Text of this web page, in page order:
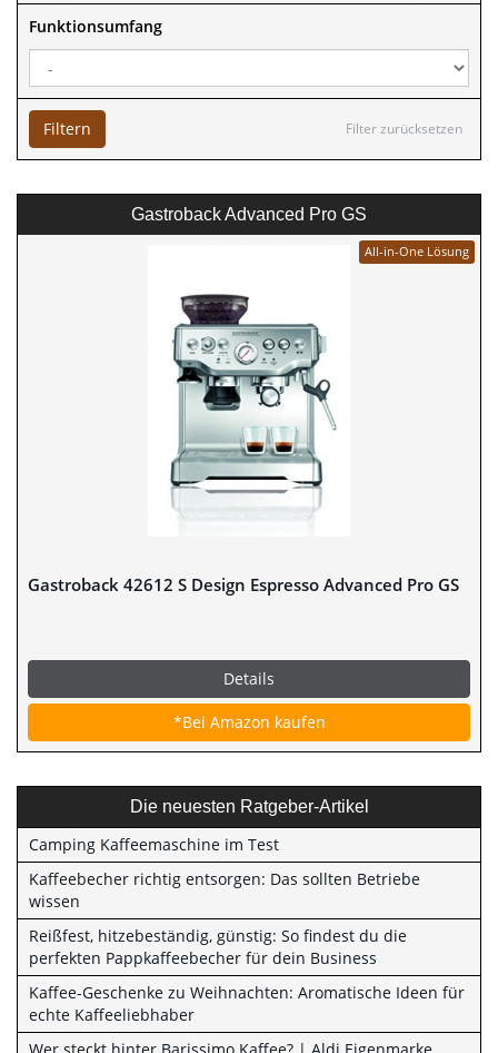
Funktionsumfang
Filter zurücksetzen
Filtern
Gastroback Advanced Pro GS
All-in-One Lösung
Gastroback 42612 S Design Espresso Advanced Pro GS
Details
*Bei Amazon kaufen
Die neuesten Ratgeber-Artikel
Camping Kaffeemaschine im Test
Kaffeebecher richtig entsorgen: Das sollten Betriebe
wissen
Reißfest, hitzebeständig, günstig: So findest du die
perfekten Pappkaffeebecher für dein Business
Kaffee-Geschenke zu Weihnachten: Aromatische Ideen für
echte Kaffeeliebhaber